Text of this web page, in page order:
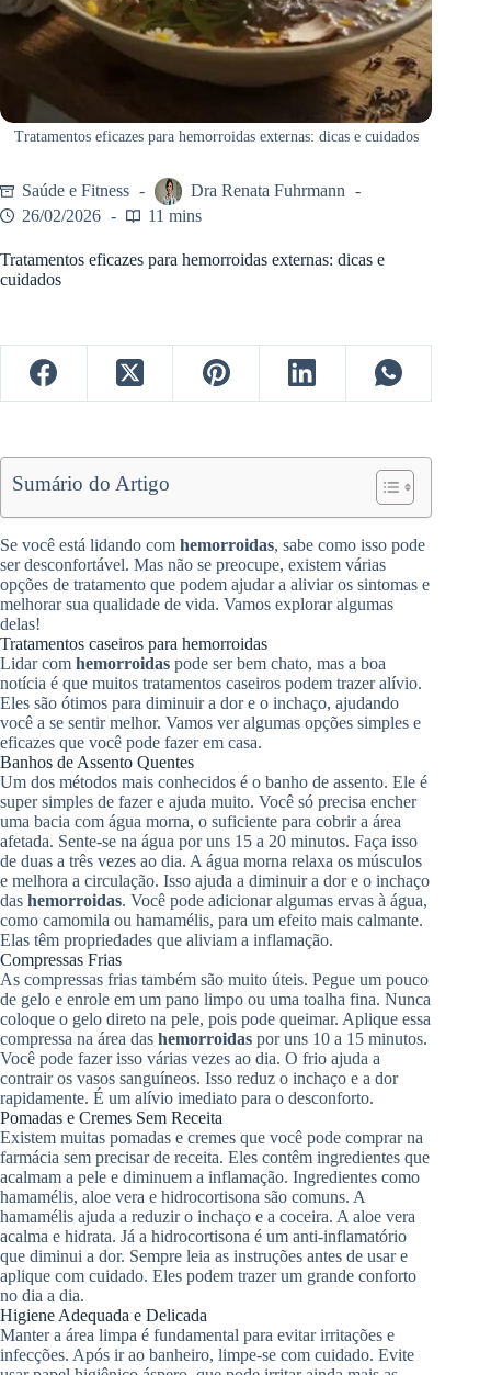
Tratamentos eficazes para hemorroidas externas: dicas e cuidados
Saúde e Fitness
Dra Renata Fuhrmann
26/02/2026
11 mins
Tratamentos eficazes para hemorroidas externas: dicas e
cuidados
Sumário do Artigo
Se você está lidando com hemorroidas, sabe como isso pode
ser desconfortável. Mas não se preocupe, existem várias
opções de tratamento que podem ajudar a aliviar os sintomas e
melhorar sua qualidade de vida. Vamos explorar algumas
delas!
Tratamentos caseiros para hemorroidas
Lidar com hemorroidas pode ser bem chato, mas a boa
notícia é que muitos tratamentos caseiros podem trazer alívio.
Eles são ótimos para diminuir a dor e o inchaço, ajudando
você a se sentir melhor. Vamos ver algumas opções simples e
eficazes que você pode fazer em casa.
Banhos de Assento Quentes
Um dos métodos mais conhecidos é o banho de assento. Ele é
super simples de fazer e ajuda muito. Você só precisa encher
uma bacia com água morna, o suficiente para cobrir a área
afetada. Sente-se na água por uns 15 a 20 minutos. Faça isso
de duas a três vezes ao dia. A água morna relaxa os músculos
e melhora a circulação. Isso ajuda a diminuir a dor e o inchaço
das hemorroidas. Você pode adicionar algumas ervas à água,
como camomila ou hamamélis, para um efeito mais calmante.
Elas têm propriedades que aliviam a inflamação.
Compressas Frias
As compressas frias também são muito úteis. Pegue um pouco
de gelo e enrole em um pano limpo ou uma toalha fina. Nunca
coloque o gelo direto na pele, pois pode queimar. Aplique essa
compressa na área das hemorroidas por uns 10 a 15 minutos.
Você pode fazer isso várias vezes ao dia. O frio ajuda a
contrair os vasos sanguíneos. Isso reduz o inchaço e a dor
rapidamente. É um alívio imediato para o desconforto.
Pomadas e Cremes Sem Receita
Existem muitas pomadas e cremes que você pode comprar na
farmácia sem precisar de receita. Eles contêm ingredientes que
acalmam a pele e diminuem a inflamação. Ingredientes como
hamamélis, aloe vera e hidrocortisona são comuns. A
hamamélis ajuda a reduzir o inchaço e a coceira. A aloe vera
acalma e hidrata. Já a hidrocortisona é um anti-inflamatório
que diminui a dor. Sempre leia as instruções antes de usar e
aplique com cuidado. Eles podem trazer um grande conforto
no dia a dia.
Higiene Adequada e Delicada
Manter a área limpa é fundamental para evitar irritações e
infecções. Após ir ao banheiro, limpe-se com cuidado. Evite